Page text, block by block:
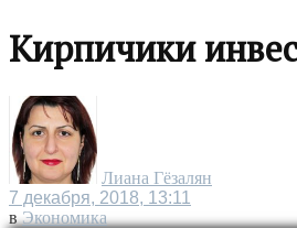
Кирпичики
Лиана Гёзалян
7 декабря, 2018, 13:11
в Экономика